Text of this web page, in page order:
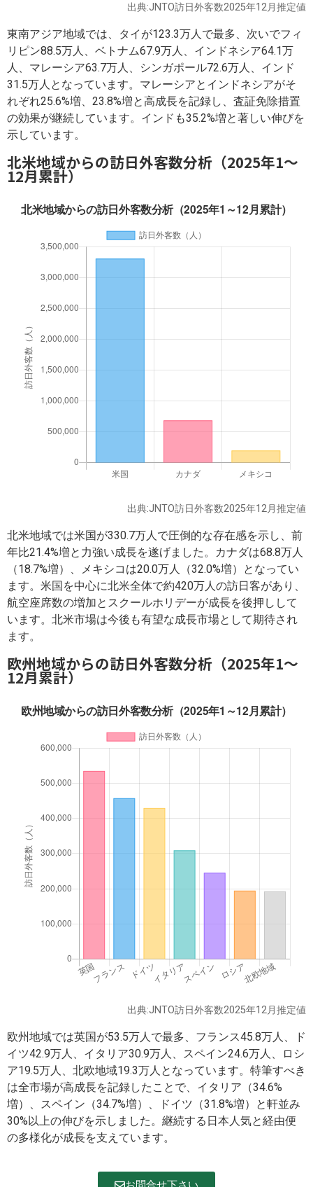
出典:JNTO訪日外客数2025年12月推定値
東南アジア地域では、タイが123.3万人で最多、次いでフィ
リピン88.5万人、ベトナム67.9万人、インドネシア64.1万
人、マレーシア63.7万人、シンガポール72.6万人、インド
31.5万人となっています。マレーシアとインドネシアがそ
れぞれ25.6%増、23.8%増と高成長を記録し、査証免除措置
の効果が継続しています。インドも35.2%増と著しい伸びを
示しています。
北米地域からの訪日外客数分析（2025年1～
12月累計）
出典:JNTO訪日外客数2025年12月推定値
北米地域では米国が330.7万人で圧倒的な存在感を示し、前
年比21.4%増と力強い成長を遂げました。カナダは68.8万人
（18.7%増）、メキシコは20.0万人（32.0%増）となってい
ます。米国を中心に北米全体で約420万人の訪日客があり、
航空座席数の増加とスクールホリデーが成長を後押しして
います。北米市場は今後も有望な成長市場として期待され
ます。
欧州地域からの訪日外客数分析（2025年1～
12月累計）
出典:JNTO訪日外客数2025年12月推定値
欧州地域では英国が53.5万人で最多、フランス45.8万人、ド
イツ42.9万人、イタリア30.9万人、スペイン24.6万人、ロシ
ア19.5万人、北欧地域19.3万人となっています。特筆すべき
は全市場が高成長を記録したことで、イタリア（34.6%
増）、スペイン（34.7%増）、ドイツ（31.8%増）と軒並み
30%以上の伸びを示しました。継続する日本人気と経由便
の多様化が成長を支えています。